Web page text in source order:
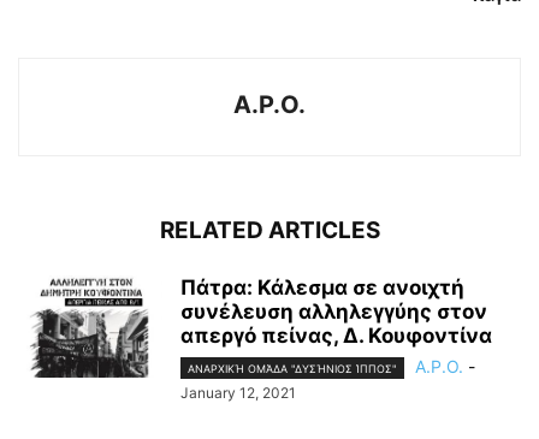
A.P.O.
RELATED ARTICLES
Πάτρα: Κάλεσμα σε ανοιχτή
συνέλευση αλληλεγγύης στον
απεργό πείνας, Δ. Κουφοντίνα
ΑΝΑΡΧΙΚΉ ΟΜΆΔΑ "ΔΥΣΉΝΙΟΣ ΊΠΠΟΣ" A.P.O. -
January 12, 2021